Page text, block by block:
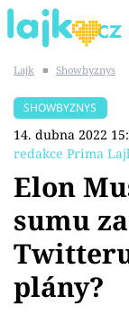
SHOPAHOLICADEL
Témata
Showbyznys
Lajk ■ Showbyznys
SHOWBYZNYS
14. dubna 2022
redakce Prima
Elon
sumu
plány?